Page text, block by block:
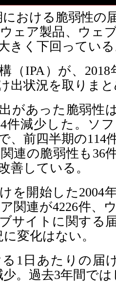
における脆弱性の
ェア製品、ウェ
きく下回ってい
（IPA）が、
出状況を取りま
があった脆弱性
件減少した。ソ
、前四半期の114
連の脆弱性も36
善している。
を開始した2004
関連が4226件、
サイトに関する
変化はない。
1日あたりの届
。過去3年間で